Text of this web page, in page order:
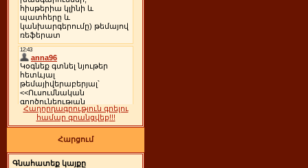
Հաղորդագրություն գրելու
համար գրանցվեք!!!
Հարցում
Գնահատեք կայքը